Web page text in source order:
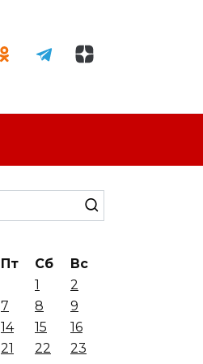
Пт Сб
Вс
1
2
7 8
9
14 15
16
21 22
23